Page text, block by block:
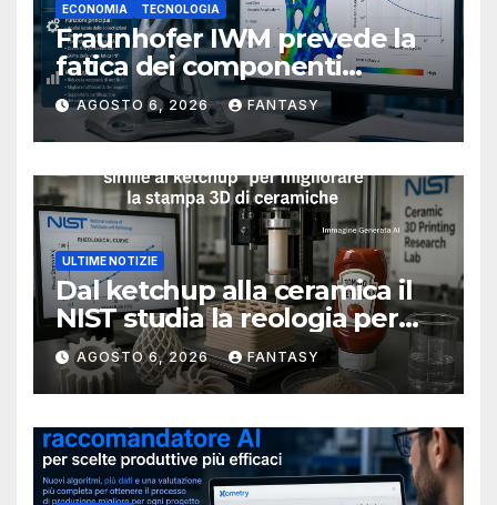
ECONOMIA TECNOLOGIA
Fraunhofer IWM prevede la
fatica dei componenti
metallici stampati in 3D
AGOSTO 6, 2026 FANTASY
ULTIME NOTIZIE
Dal ketchup alla ceramica il
NIST studia la reologia per
rendere più affidabile la
stampa 3D
AGOSTO 6, 2026 FANTASY